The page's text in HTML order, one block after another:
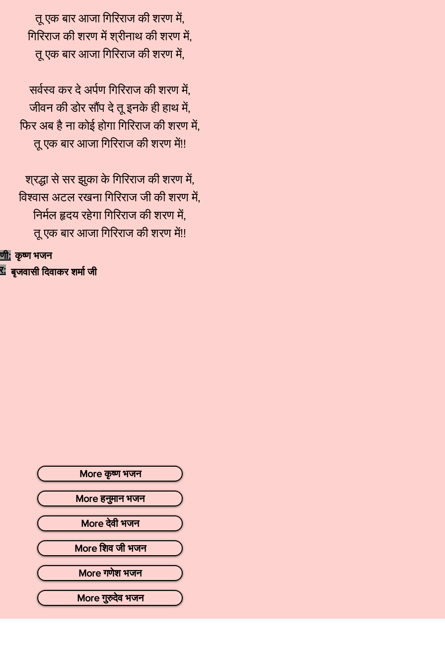
तू एक बार आजा गिरिराज की शरण में,
गिरिराज की शरण में श्रीनाथ की शरण में,
तू एक बार आजा गिरिराज की शरण में,
सर्वस्व कर दे अर्पण गिरिराज की शरण में,
जीवन की डोर सौंप दे तू इनके ही हाथ में,
फिर अब है ना कोई होगा गिरिराज की शरण में,
तू एक बार आजा गिरिराज की शरण में!!
श्रद्धा से सर झुका के गिरिराज की शरण में,
विश्वास अटल रखना गिरिराज जी की शरण में,
निर्मल हृदय रहेगा गिरिराज की शरण में,
तू एक बार आजा गिरिराज की शरण में!!
कृष्ण भजन
बृजवासी दिवाकर शर्मा जी
More कृष्ण भजन
More हनुमान भजन
More देवी भजन
More शिव जी भजन
More गणेश भजन
More गुरुदेव भजन